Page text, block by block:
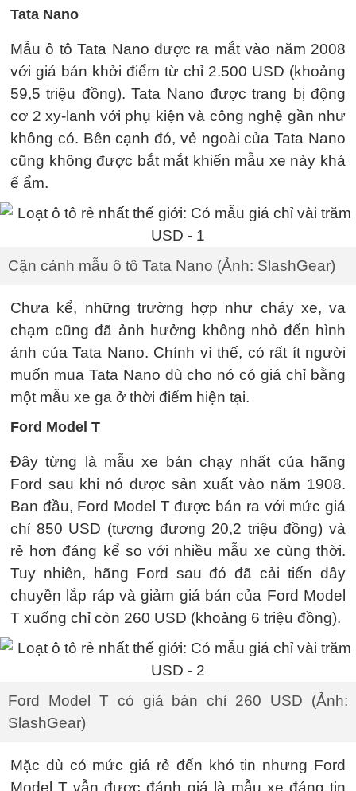
Tata Nano
Mẫu ô tô Tata Nano được ra mắt vào năm 2008
với giá bán khởi điểm từ chỉ 2.500 USD (khoảng
59,5 triệu đồng). Tata Nano được trang bị động
cơ 2 xy-lanh với phụ kiện và công nghệ gần như
không có. Bên cạnh đó, vẻ ngoài của Tata Nano
cũng không được bắt mắt khiến mẫu xe này khá
ế ẩm.
Cận cảnh mẫu ô tô Tata Nano (Ảnh: SlashGear)
Chưa kể, những trường hợp như cháy xe, va
chạm cũng đã ảnh hưởng không nhỏ đến hình
ảnh của Tata Nano. Chính vì thế, có rất ít người
muốn mua Tata Nano dù cho nó có giá chỉ bằng
một mẫu xe ga ở thời điểm hiện tại.
Ford Model T
Đây từng là mẫu xe bán chạy nhất của hãng
Ford sau khi nó được sản xuất vào năm 1908.
Ban đầu, Ford Model T được bán ra với mức giá
chỉ 850 USD (tương đương 20,2 triệu đồng) và
rẻ hơn đáng kể so với nhiều mẫu xe cùng thời.
Tuy nhiên, hãng Ford sau đó đã cải tiến dây
chuyền lắp ráp và giảm giá bán của Ford Model
T xuống chỉ còn 260 USD (khoảng 6 triệu đồng).
Ford Model T có giá bán chỉ 260 USD (Ảnh:
SlashGear)
Mặc dù có mức giá rẻ đến khó tin nhưng Ford
Model T vẫn được đánh giá là mẫu xe đáng tin